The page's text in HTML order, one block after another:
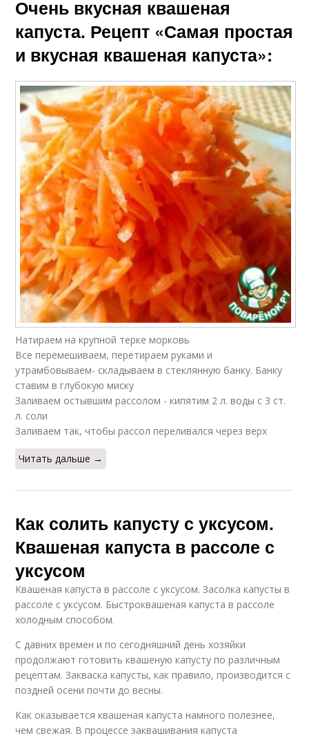
Очень вкусная квашеная
капуста. Рецепт «Самая простая
и вкусная квашеная капуста»:
Натираем на крупной терке морковь
Все перемешиваем, перетираем руками и
утрамбовываем- складываем в стеклянную банку. Банку
ставим в глубокую миску
Заливаем остывшим рассолом - кипятим 2 л. воды с 3 ст.
л. соли
Заливаем так, чтобы рассол переливался через верх
Читать дальше →
Как солить капусту с уксусом.
Квашеная капуста в рассоле с
уксусом
Квашеная капуста в рассоле с уксусом. Засолка капусты в
рассоле с уксусом. Быстроквашеная капуста в рассоле
холодным способом.
С давних времен и по сегодняшний день хозяйки
продолжают готовить квашеную капусту по различным
рецептам. Закваска капусты, как правило, производится с
поздней осени почти до весны.
Как оказывается квашеная капуста намного полезнее,
чем свежая. В процессе заквашивания капуста